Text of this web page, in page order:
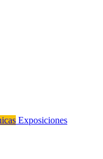
Exposiciones